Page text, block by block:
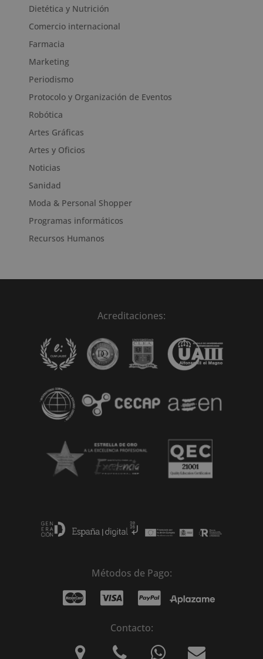
Dietética y Nutrición
Comercio internacional
Farmacia
Marketing
Periodismo
Protocolo y Organización de Eventos
Robótica
Artes Gráficas
Artes y Oficios
Noticias
Sanidad
Moda & Personal Shopper
Programas informáticos
Recursos Humanos
Acreditaciones:
Métodos de Pago:
Contacto: